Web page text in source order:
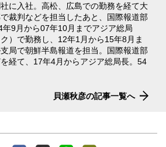
に入社。高松、広島での勤務を経て大
裁判などを担当したあと、国際報道部
年9月から07年10月までアジア総局
ク）で勤務し、12年1月から15年8月ま
局で朝鮮半島報道を担当。国際報道部
経て、17年4月からアジア総局長。54
貝瀬秋彦の記事一覧へ